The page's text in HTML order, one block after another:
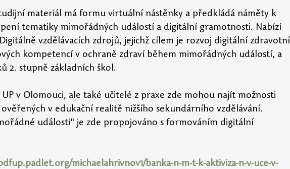
materiál má formu virtuální nástěnky a předkládá náměty k
tematiky mimořádných událostí a digitální gramotnosti. Nabízí
vzdělávacích zdrojů, jejichž cílem je rozvoj digitální zdravotní
kompetencí v ochraně zdraví během mimořádných událostí, a
2. stupně základních škol.
UP v Olomouci, ale také učitelé z praxe zde mohou najít možnosti
v edukační realitě nižšího sekundárního vzdělávání.
události" je zde propojováno s formováním digitální
michaelahrivnov1/banka-n-m-t-k-aktiviza-n-v-uce-v-